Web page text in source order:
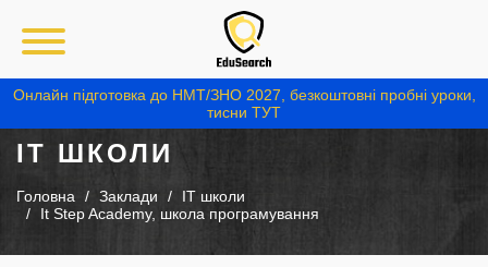
Онлайн підготовка до НМТ/ЗНО 2027, безкоштовні пробні уроки,
тисни ТУТ
IT ШКОЛИ
Головна Заклади
IT школи
It Step Academy, школа програмування